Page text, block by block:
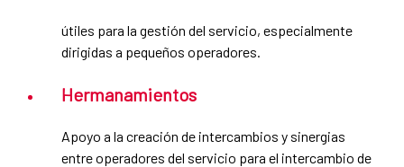
útiles para la gestión del servicio, especialmente
dirigidas a pequeños operadores.
Hermanamientos
Apoyo a la creación de intercambios y sinergias
entre operadores del servicio para el intercambio de